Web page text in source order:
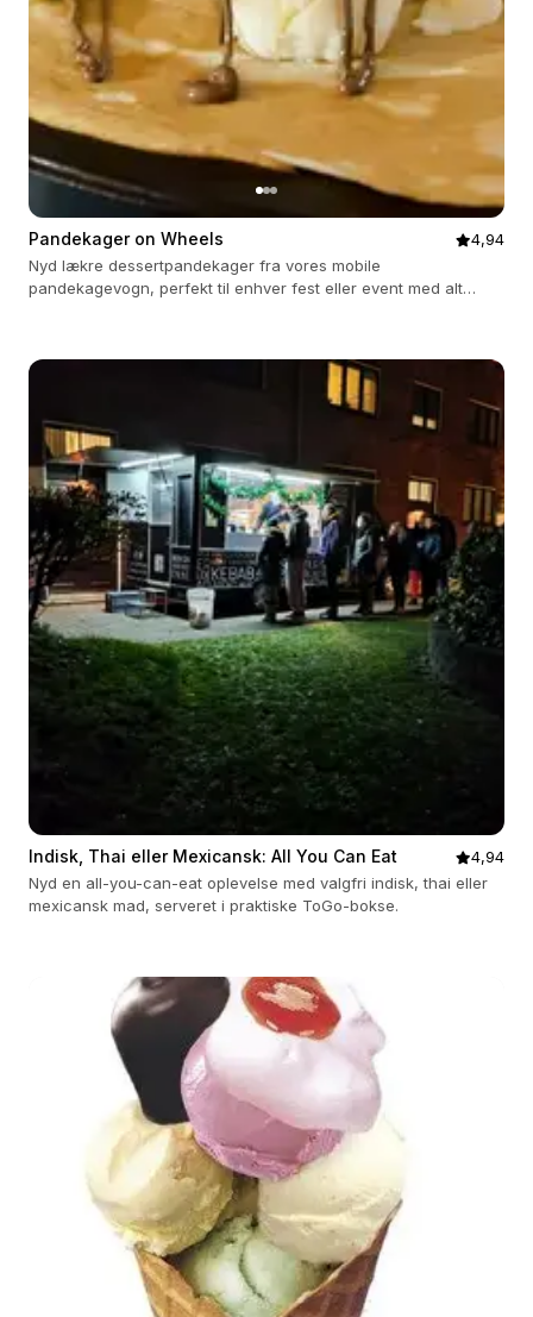
Pandekager on Wheels
4,94
Nyd lækre dessertpandekager fra vores mobile
pandekagevogn, perfekt til enhver fest eller event med alt
Indisk, Thai eller Mexicansk: All You Can Eat
4,94
Nyd en all-you-can-eat oplevelse med valgfri indisk, thai eller
mexicansk mad, serveret i praktiske ToGo-bokse.